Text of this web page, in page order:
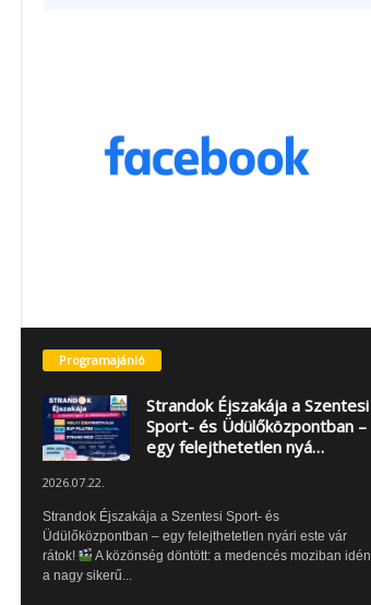
Programajánló
Strandok Éjszakája a Szentesi
Sport- és Üdülőközpontban –
egy felejthetetlen nyá…
2026.07.22.
Strandok Éjszakája a Szentesi Sport- és
Üdülőközpontban – egy felejthetetlen nyári este vár
rátok!
A közönség döntött: a medencés moziban idén
a nagy sikerű...